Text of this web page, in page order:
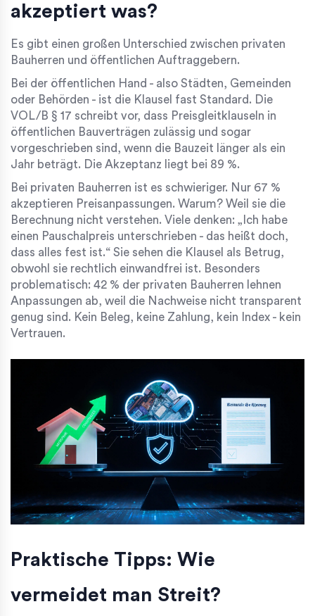
akzeptiert was?
Es gibt einen großen Unterschied zwischen privaten
Bauherren und öffentlichen Auftraggebern.
Bei der öffentlichen Hand - also Städten, Gemeinden
oder Behörden - ist die Klausel fast Standard. Die
VOL/B § 17 schreibt vor, dass Preisgleitklauseln in
öffentlichen Bauverträgen zulässig und sogar
vorgeschrieben sind, wenn die Bauzeit länger als ein
Jahr beträgt. Die Akzeptanz liegt bei 89 %.
Bei privaten Bauherren ist es schwieriger. Nur 67 %
akzeptieren Preisanpassungen. Warum? Weil sie die
Berechnung nicht verstehen. Viele denken: „Ich habe
einen Pauschalpreis unterschrieben - das heißt doch,
dass alles fest ist.“ Sie sehen die Klausel als Betrug,
obwohl sie rechtlich einwandfrei ist. Besonders
problematisch: 42 % der privaten Bauherren lehnen
Anpassungen ab, weil die Nachweise nicht transparent
genug sind. Kein Beleg, keine Zahlung, kein Index - kein
Vertrauen.
Praktische Tipps: Wie
vermeidet man Streit?